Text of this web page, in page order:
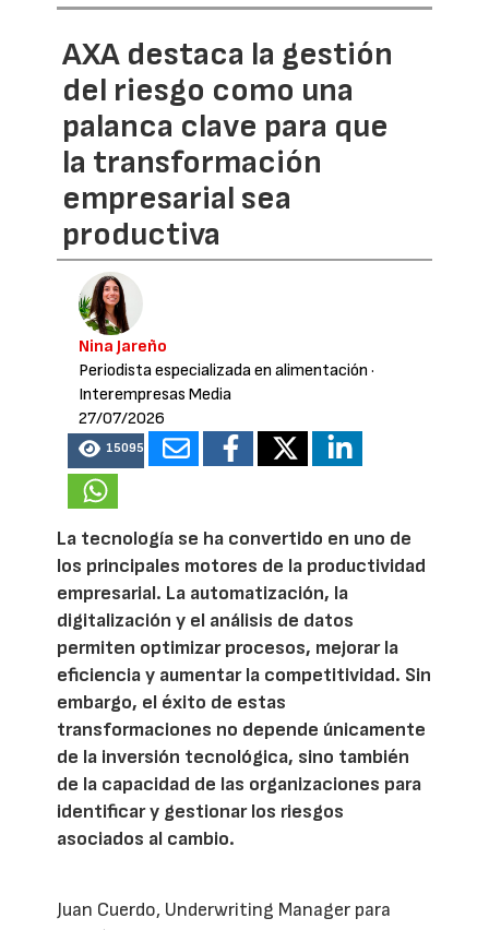
AXA destaca la gestión
del riesgo como una
palanca clave para que
la transformación
empresarial sea
productiva
Nina Jareño
Periodista especializada en alimentación ·
Interempresas Media
27/07/2026
15095
La tecnología se ha convertido en uno de
los principales motores de la productividad
empresarial. La automatización, la
digitalización y el análisis de datos
permiten optimizar procesos, mejorar la
eficiencia y aumentar la competitividad. Sin
embargo, el éxito de estas
transformaciones no depende únicamente
de la inversión tecnológica, sino también
de la capacidad de las organizaciones para
identificar y gestionar los riesgos
asociados al cambio.
Juan Cuerdo, Underwriting Manager para